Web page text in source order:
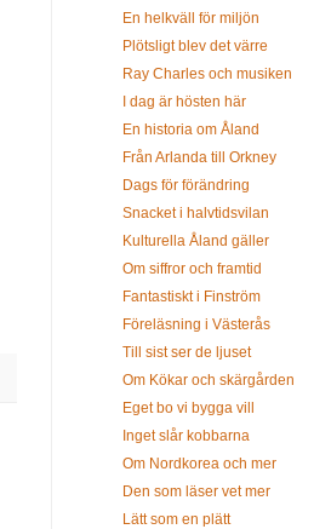
En helkväll för miljön
Plötsligt blev det värre
Ray Charles och musiken
I dag är hösten här
En historia om Åland
Från Arlanda till Orkney
Dags för förändring
Snacket i halvtidsvilan
Kulturella Åland gäller
Om siffror och framtid
Fantastiskt i Finström
Föreläsning i Västerås
Till sist ser de ljuset
Om Kökar och skärgården
Eget bo vi bygga vill
Inget slår kobbarna
Om Nordkorea och mer
Den som läser vet mer
Lätt som en plätt